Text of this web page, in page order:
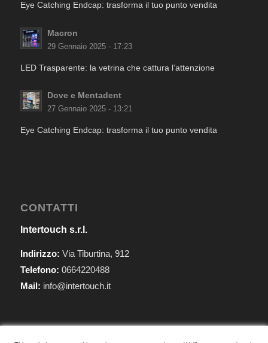
Eye Catching Endcap: trasforma il tuo punto vendita
Macron
29 Gennaio 2025 - 17:23
LED Trasparente: la vetrina che cattura l’attenzione
Dove e Mentadent
27 Gennaio 2025 - 13:21
Eye Catching Endcap: trasforma il tuo punto vendita
CONTATTI
Intertouch s.r.l.
Indirizzo: Via Tiburtina, 912
Telefono: 0664220488
Mail: info@intertouch.it